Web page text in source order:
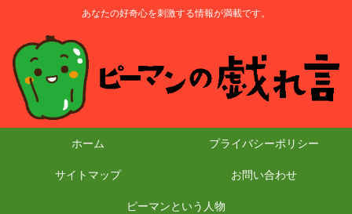
あなたの好奇心を刺激する情報が満載です。
ホーム プライバシーポリシー
サイトマップ お問い合わせ
ピーマンという人物